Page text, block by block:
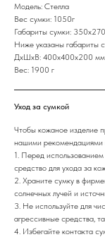
Модель: Стелла
Вес сумки: 1050г
Габариты сумки:
Ниже указаны габариты
ДxШxВ: 400x400x200 мм
Вес: 1900 г
Уход за сумкой
Чтобы кожаное изделие
нашими рекомендациями
1. Перед
средство для ухода за
2. Храните сумку в
солнечных лучей и
3. Не используйте для
агрессивные средства,
4. Избегайте контакта